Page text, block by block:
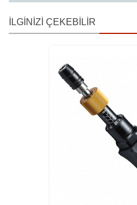
İLGINIZI ÇEKEBILIR